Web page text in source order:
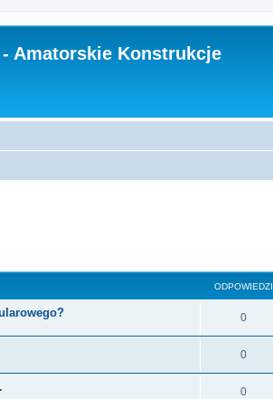
Amatorskie Konstrukcje
ODPOWIEDZI
0
0
0